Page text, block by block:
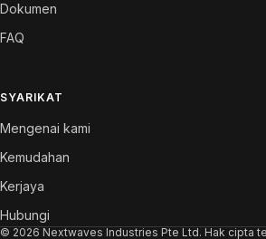
Dokumen
FAQ
SYARIKAT
Mengenai kami
Kemudahan
Kerjaya
Hubungi
© 2026 Nextwaves Industries Pte Ltd. Hak cipta